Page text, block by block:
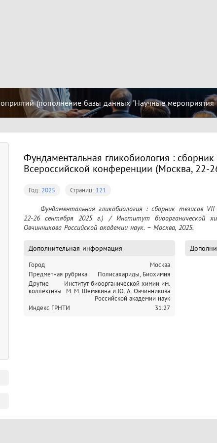
(пополнение базы данных "Научные мероприятия
Фундаментальная гликобиология : сборник
Всероссийской конференции (Москва, 22-
Год: 2025 Страниц: 121
22-26 сентября 2025 г.) / Институт
Овчинникова Российской академии наук. – Москва, 2025.
Дополнительная информация
Город
Москва
Предметная рубрика
Полисахариды, Биохимия
Другие
коллективы
Институт биоорганической химии им.
М. М. Шемякина и Ю. А. Овчинникова
Российской академии наук
Индекс ГРНТИ
31.27